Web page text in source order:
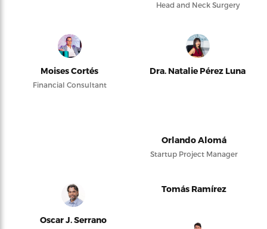
Head and Neck Surgery
Moises Cortés
Financial Consultant
Dra. Natalie Pérez Luna
Orlando Alomá
Startup Project Manager
Oscar J. Serrano
Tomás Ramírez